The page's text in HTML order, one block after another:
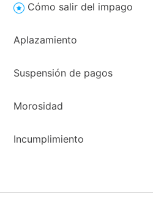
Cómo salir del impago
Aplazamiento
Suspensión de pagos
Morosidad
Incumplimiento